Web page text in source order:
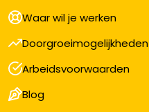
Waar wil je werken
Doorgroeimogelijkheden
Arbeidsvoorwaarden
Blog